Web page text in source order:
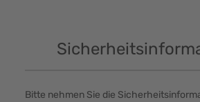
Bitte nehmen Sie die